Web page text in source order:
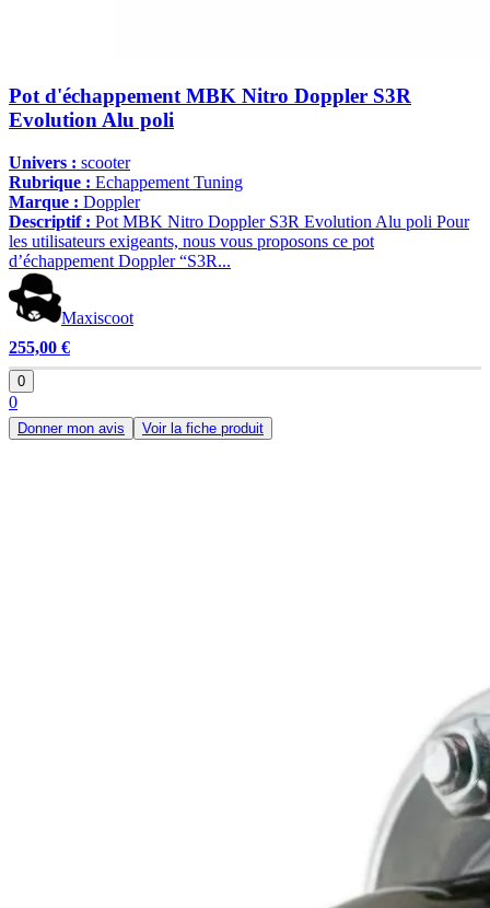
Pot d'échappement MBK Nitro Doppler S3R
Evolution Alu poli
Univers : scooter
Rubrique : Echappement Tuning
Marque : Doppler
Descriptif : Pot MBK Nitro Doppler S3R Evolution Alu poli Pour
les utilisateurs exigeants, nous vous proposons ce pot
d’échappement Doppler “S3R...
Maxiscoot
255,00 €
0
0
Donner mon avis Voir la fiche produit